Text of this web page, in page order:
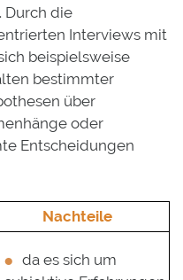
Durch die
Interviews mit
beispielsweise
bestimmter
über
oder
Entscheidungen
Nachteile
da es sich um